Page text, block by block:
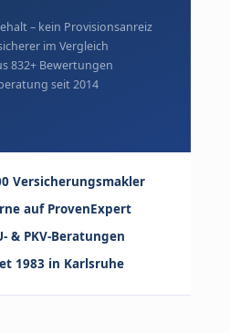
– kein Provisionsanreiz
im Vergleich
832+ Bewertungen
seit 2014
Versicherungsmakler
auf ProvenExpert
& PKV-Beratungen
1983 in Karlsruhe